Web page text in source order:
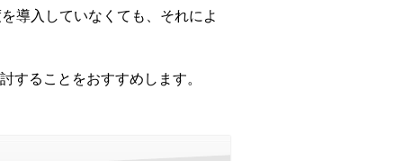
導入していなくても、それによ
することをおすすめします。